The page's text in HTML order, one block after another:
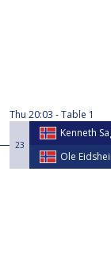
Thu 20:03 Table 1
23
Kenneth
Ole